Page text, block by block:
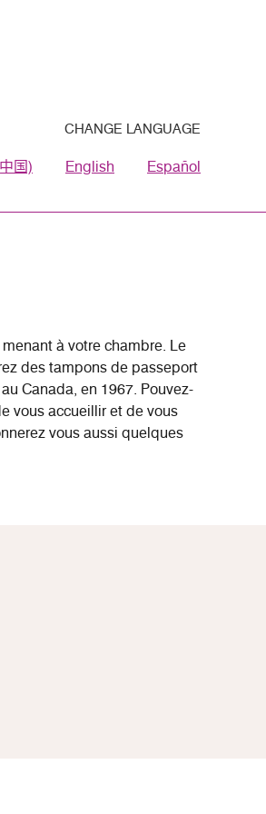
CHANGE LANGUAGE
国) English Español
à votre chambre. Le
des tampons de passeport
Canada, en 1967. Pouvez-
vous accueillir et de vous
vous aussi quelques